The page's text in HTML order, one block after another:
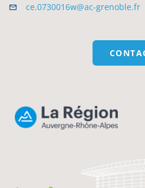
ce.0730016w@ac-grenoble.fr